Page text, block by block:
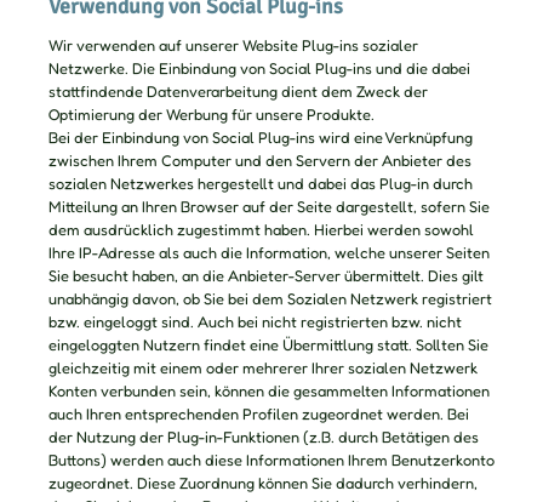
Verwendung von Social Plug-ins
Wir verwenden auf unserer Website Plug-ins sozialer
Netzwerke. Die Einbindung von Social Plug-ins und die dabei
stattfindende Datenverarbeitung dient dem Zweck der
Optimierung der Werbung für unsere Produkte.
Bei der Einbindung von Social Plug-ins wird eine Verknüpfung
zwischen Ihrem Computer und den Servern der Anbieter des
sozialen Netzwerkes hergestellt und dabei das Plug-in durch
Mitteilung an Ihren Browser auf der Seite dargestellt, sofern Sie
dem ausdrücklich zugestimmt haben. Hierbei werden sowohl
Ihre IP-Adresse als auch die Information, welche unserer Seiten
Sie besucht haben, an die Anbieter-Server übermittelt. Dies gilt
unabhängig davon, ob Sie bei dem Sozialen Netzwerk registriert
bzw. eingeloggt sind. Auch bei nicht registrierten bzw. nicht
eingeloggten Nutzern findet eine Übermittlung statt. Sollten Sie
gleichzeitig mit einem oder mehrerer Ihrer sozialen Netzwerk
Konten verbunden sein, können die gesammelten Informationen
auch Ihren entsprechenden Profilen zugeordnet werden. Bei
der Nutzung der Plug-in-Funktionen (z.B. durch Betätigen des
Buttons) werden auch diese Informationen Ihrem Benutzerkonto
zugeordnet. Diese Zuordnung können Sie dadurch verhindern,